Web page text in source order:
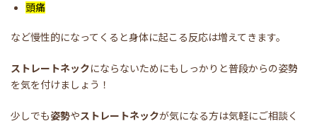
頭痛
など慢性的になってくると身体に起こる反応は増えてきます。
ストレートネックにならないためにもしっかりと普段からの姿勢
を気を付けましょう！
少しでも姿勢やストレートネックが気になる方は気軽にご相談く